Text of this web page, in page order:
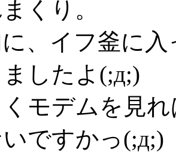
くり。
、イフ釜に
ましたよ(;д;)
モデムを見
ですかっ(;д;)